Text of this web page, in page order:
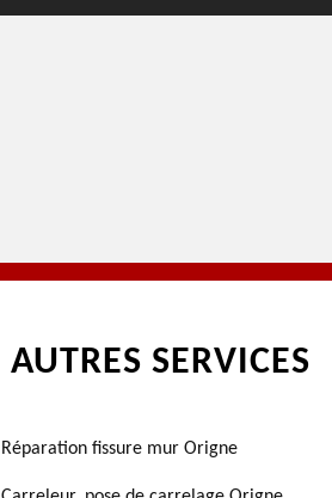
AUTRES SERVICES
Réparation fissure mur Origne